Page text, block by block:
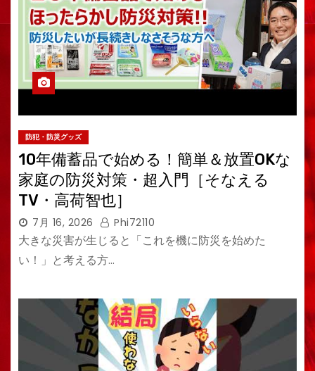
防犯・防災グッズ
10年備蓄品で始める！簡単＆放置OKな
家庭の防災対策・超入門［そなえる
TV・高荷智也］
7月 16, 2026 Phi72110
大きな災害が生じると「これを機に防災を始めた
い！」と考える方…